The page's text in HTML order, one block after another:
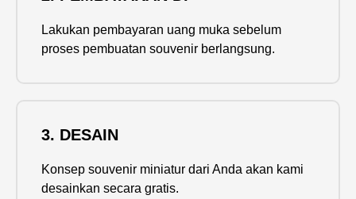
Lakukan pembayaran uang muka sebelum
proses pembuatan souvenir berlangsung.
3. DESAIN
Konsep souvenir miniatur dari Anda akan kami
desainkan secara gratis.